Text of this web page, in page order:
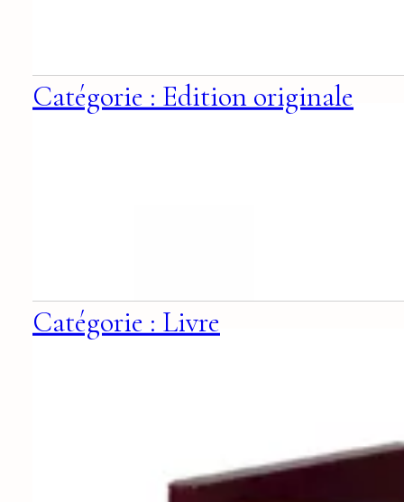
Catégorie : Edition originale
Catégorie : Livre